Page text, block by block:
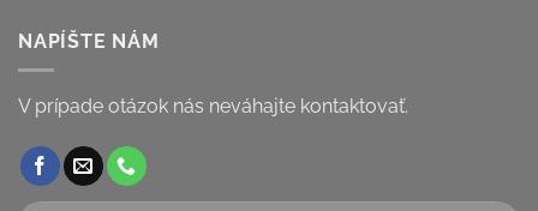
NAPÍŠTE NÁM
V prípade otázok nás neváhajte kontaktovať.